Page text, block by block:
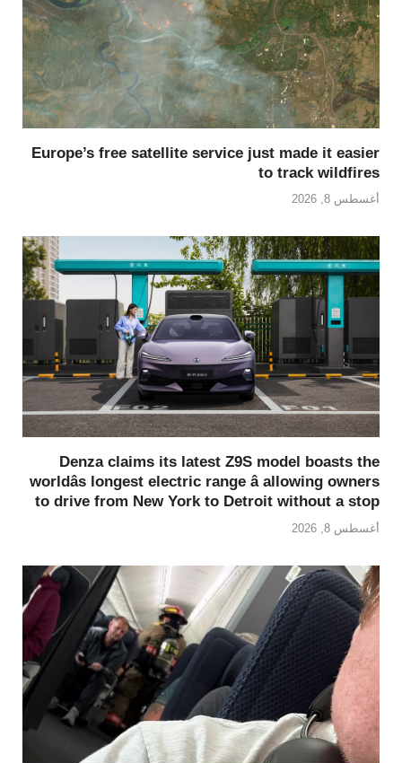
Europe’s free satellite service just made it easier
to track wildfires
أغسطس 8, 2026
Denza claims its latest Z9S model boasts the
worldâs longest electric range â allowing owners
to drive from New York to Detroit without a stop
أغسطس 8, 2026